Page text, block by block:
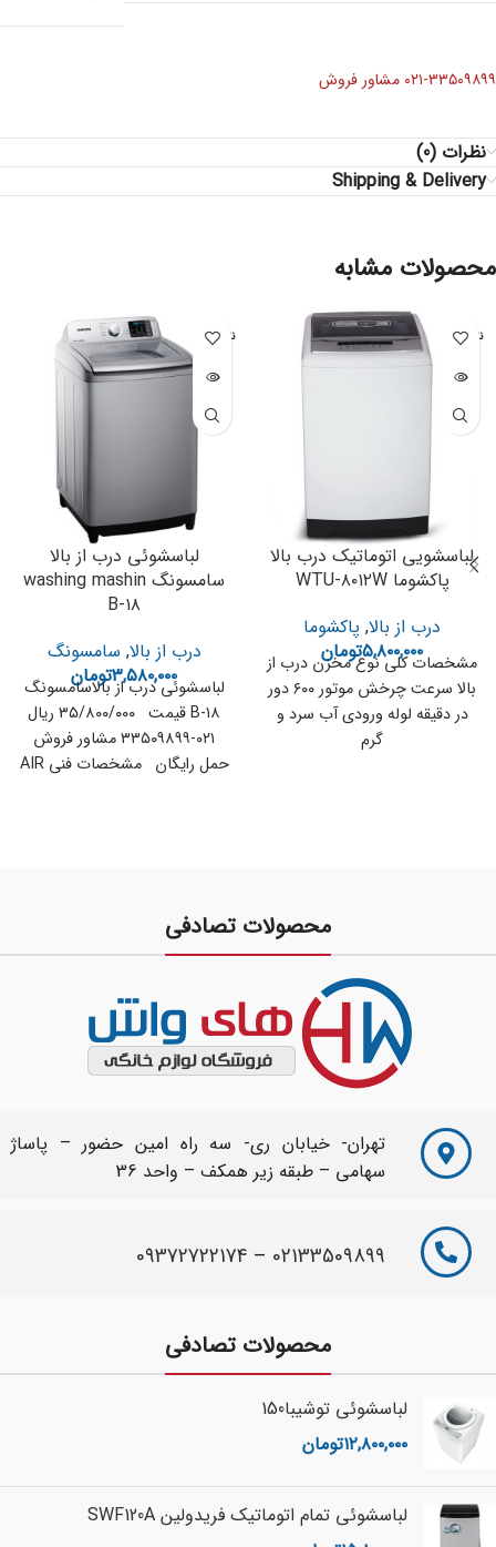
۰۲۱-۳۳۵۰۹۸۹۹ مشاور فروش
نظرات (0)
Shipping & Delivery
محصولات مشابه
ناموجود
لباسشویی اتوماتیک درب بالا
پاکشوما WTU-۸۰۱۲W
درب از بالا, پاکشوما
۵,۸۰۰,۰۰۰تومان
مشخصات کلی نوع مخزن درب از
بالا سرعت چرخش موتور ۶۰۰ دور
در دقیقه لوله ورودی آب سرد و
گرم
ناموجود
لباسشوئی درب از بالا
سامسونگ washing mashin
B-۱۸
درب از بالا, سامسونگ
۳,۵۸۰,۰۰۰تومان
لباسشوئی درب از بالاسامسونگ
B-۱۸ قیمت ۳۵/۸۰۰/۰۰۰ ریال
۰۲۱-۳۳۵۰۹۸۹۹ مشاور فروش
حمل رایگان مشخصات فنی AIR
محصولات تصادفی
تهران- خیابان ری- سه راه امین حضور – پاساژ
سهامی – طبقه زیر همکف – واحد 36
02133509899
–
09372722174
محصولات تصادفی
لباسشوئی توشیبا150
۱۲,۸۰۰,۰۰۰تومان
لباسشوئی تمام اتوماتیک فریدولین SWF120A